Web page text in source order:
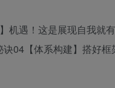
机遇！这是展现自我就
04【体系构建】搭好